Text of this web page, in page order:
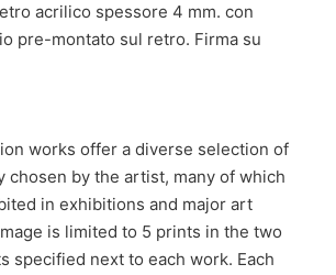
acrilico spessore 4 mm. con
pre-montato sul retro. Firma su
works offer a diverse selection of
chosen by the artist, many of which
in exhibitions and major art
is limited to 5 prints in the two
specified next to each work. Each